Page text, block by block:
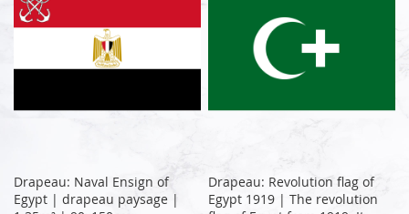
Drapeau: Naval Ensign of
Egypt | drapeau paysage |
Drapeau: Revolution flag of
Egypt 1919 | The revolution